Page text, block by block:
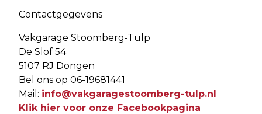
Contactgegevens
Vakgarage Stoomberg-Tulp
De Slof 54
5107 RJ Dongen
Bel ons op 06-19681441
Mail: info@vakgaragestoomberg-tulp.nl
Klik hier voor onze Facebookpagina